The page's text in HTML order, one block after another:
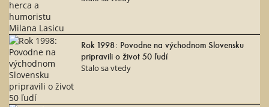
Rok 1998: Povodne na východnom Slovensku
pripravili o život 50 ľudí
Stalo sa vtedy